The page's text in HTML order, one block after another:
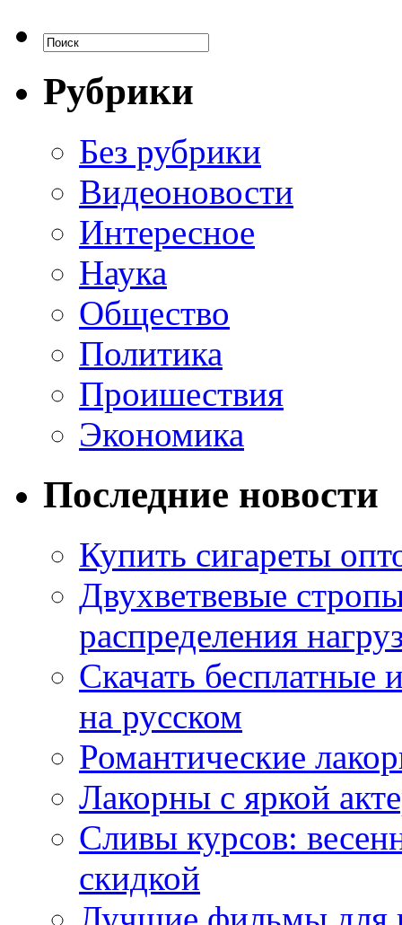
Рубрики
Без рубрики
Видеоновости
Интересное
Наука
Общество
Политика
Проишествия
Экономика
Последние новости
Купить сигареты
Двухветвевые
распределения
Скачать
на русском
Романтические
Лакорны с яркой
Сливы курсов:
скидкой